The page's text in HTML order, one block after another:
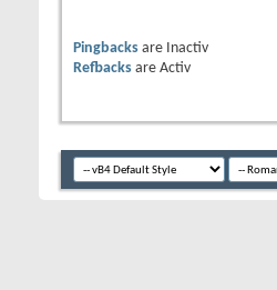
Pingbacks are
Inactiv
Refbacks are Activ